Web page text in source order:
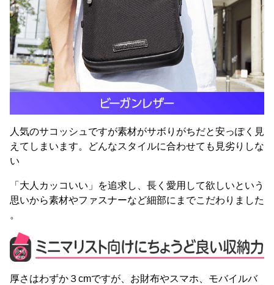
人気のサコッシュですが素材がサボりがちだと安っぽく見
えてしまいます。どんなスタイルに合わせても見劣りしな
い
「大人カッコいい」を追求し、長く愛用して欲しいという
思いから素材やファスナーなど細部にまでこだわりました
。
厚さはわずか３cmですが、お財布やスマホ、モバイルバ